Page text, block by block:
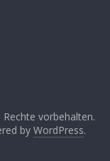
Rechte vorbehalten.
byWordPress.